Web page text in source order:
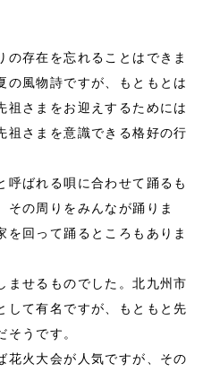
存在を忘れることはできま
の風物詩ですが、もともとは
祖さまをお迎えするためには
祖さまを意識できる格好の行
ばれる唄に合わせて踊るも
その周りをみんなが踊りま
回って踊るところもありま
せるものでした。北九州市
して有名ですが、もともと先
うです。
火大会が人気ですが、その